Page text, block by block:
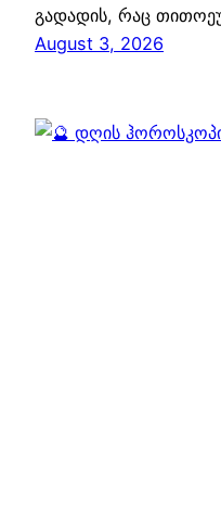
გადადის, რაც
August 3, 2026